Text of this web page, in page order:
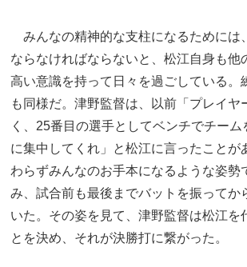
みんなの精神的な支柱になるためには
ならなければならないと、松江自身も他
高い意識を持って日々を過ごしている。
も同様だ。津野監督は、以前「プレイヤ
く、25番目の選手としてベンチでチー
に集中してくれ」と松江に言ったことが
わらずみんなのお手本になるような姿勢
み、試合前も最後までバットを振ってか
いた。その姿を見て、津野監督は松江を
とを決め、それが決勝打に繋がった。